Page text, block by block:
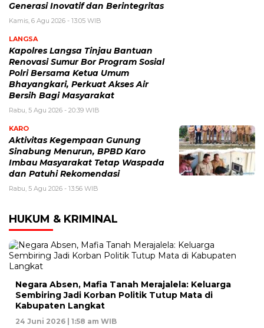
Generasi Inovatif dan Berintegritas
Kamis, 6 Agu 2026 - 13:05 WIB
LANGSA
Kapolres Langsa Tinjau Bantuan
Renovasi Sumur Bor Program Sosial
Polri Bersama Ketua Umum
Bhayangkari, Perkuat Akses Air
Bersih Bagi Masyarakat
Rabu, 5 Agu 2026 - 20:39 WIB
KARO
Aktivitas Kegempaan Gunung
Sinabung Menurun, BPBD Karo
Imbau Masyarakat Tetap Waspada
dan Patuhi Rekomendasi
Rabu, 5 Agu 2026 - 13:56 WIB
HUKUM & KRIMINAL
Negara Absen, Mafia Tanah Merajalela: Keluarga
Sembiring Jadi Korban Politik Tutup Mata di
Kabupaten Langkat
24 Juni 2026 | 1:58 am WIB